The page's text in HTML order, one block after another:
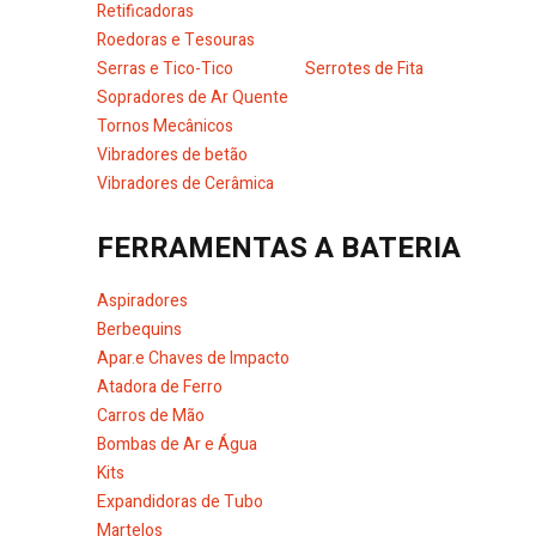
Retificadoras
Roedoras e Tesouras
Serras e Tico-Tico
Serrotes de Fita
Sopradores de Ar Quente
Tornos Mecânicos
Vibradores de betão
Vibradores de Cerâmica
FERRAMENTAS A BATERIA
Aspiradores
Berbequins
Apar.e Chaves de Impacto
Atadora de Ferro
Carros de Mão
Bombas de Ar e Água
Kits
Expandidoras de Tubo
Martelos